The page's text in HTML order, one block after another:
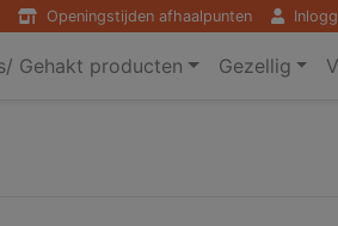
Openingstijden afhaalpunten
Gehakt producten Gezellig